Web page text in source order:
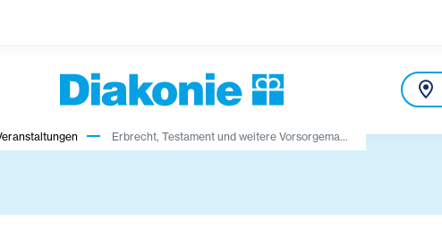
Erbrecht, Testament und weitere Vorsorgema...